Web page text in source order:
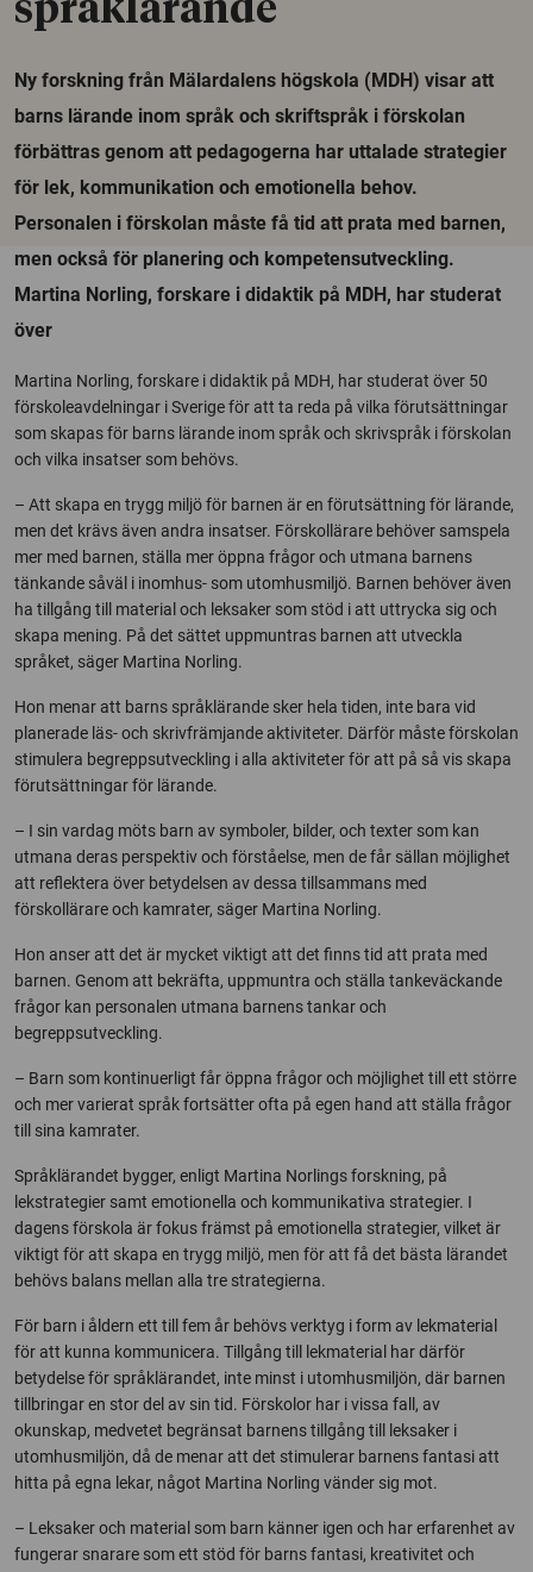
språklärande
Ny forskning från Mälardalens högskola (MDH) visar att
barns lärande inom språk och skriftspråk i förskolan
förbättras genom att pedagogerna har uttalade strategier
för lek, kommunikation och emotionella behov.
Personalen i förskolan måste få tid att prata med barnen,
men också för planering och kompetensutveckling.
Martina Norling, forskare i didaktik på MDH, har studerat
över
Martina Norling, forskare i didaktik på MDH, har studerat över 50
förskoleavdelningar i Sverige för att ta reda på vilka förutsättningar
som skapas för barns lärande inom språk och skrivspråk i förskolan
och vilka insatser som behövs.
– Att skapa en trygg miljö för barnen är en förutsättning för lärande,
men det krävs även andra insatser. Förskollärare behöver samspela
mer med barnen, ställa mer öppna frågor och utmana barnens
tänkande såväl i inomhus- som utomhusmiljö. Barnen behöver även
ha tillgång till material och leksaker som stöd i att uttrycka sig och
skapa mening. På det sättet uppmuntras barnen att utveckla
språket, säger Martina Norling.
Hon menar att barns språklärande sker hela tiden, inte bara vid
planerade läs- och skrivfrämjande aktiviteter. Därför måste förskolan
stimulera begreppsutveckling i alla aktiviteter för att på så vis skapa
förutsättningar för lärande.
– I sin vardag möts barn av symboler, bilder, och texter som kan
utmana deras perspektiv och förståelse, men de får sällan möjlighet
att reflektera över betydelsen av dessa tillsammans med
förskollärare och kamrater, säger Martina Norling.
Hon anser att det är mycket viktigt att det finns tid att prata med
barnen. Genom att bekräfta, uppmuntra och ställa tankeväckande
frågor kan personalen utmana barnens tankar och
begreppsutveckling.
– Barn som kontinuerligt får öppna frågor och möjlighet till ett större
och mer varierat språk fortsätter ofta på egen hand att ställa frågor
till sina kamrater.
Språklärandet bygger, enligt Martina Norlings forskning, på
lekstrategier samt emotionella och kommunikativa strategier. I
dagens förskola är fokus främst på emotionella strategier, vilket är
viktigt för att skapa en trygg miljö, men för att få det bästa lärandet
behövs balans mellan alla tre strategierna.
För barn i åldern ett till fem år behövs verktyg i form av lekmaterial
för att kunna kommunicera. Tillgång till lekmaterial har därför
betydelse för språklärandet, inte minst i utomhusmiljön, där barnen
tillbringar en stor del av sin tid. Förskolor har i vissa fall, av
okunskap, medvetet begränsat barnens tillgång till leksaker i
utomhusmiljön, då de menar att det stimulerar barnens fantasi att
hitta på egna lekar, något Martina Norling vänder sig mot.
– Leksaker och material som barn känner igen och har erfarenhet av
fungerar snarare som ett stöd för barns fantasi, kreativitet och